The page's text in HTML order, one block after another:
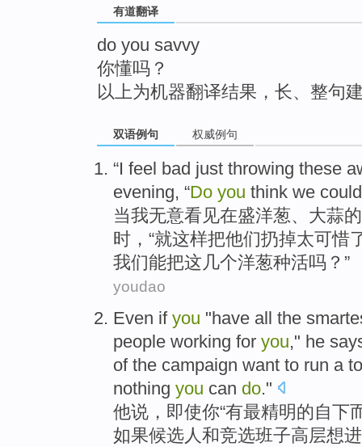
有道翻译
do you savvy
你懂吗？
以上为机器翻译结果，长、整句
双语例句 权威例句
“I feel bad just throwing these
evening, “Do you think we could
当我无意看见在盛洋葱、大蒜
时，“就这样把他们扔掉太可惜
我们能把这几个洋葱种活吗？”
youdao
Even if you "have all the
people working for you," he
of the campaign want to run a
nothing you can do."
他说 ， 即使你“有最精明的 自下
如果候选人 和竞选班子高层想